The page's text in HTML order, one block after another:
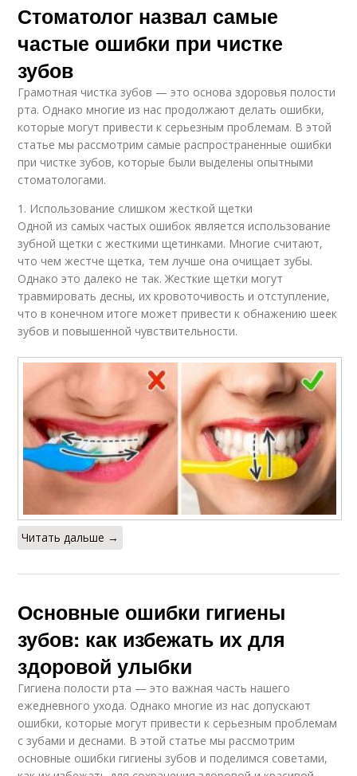
Стоматолог назвал самые
частые ошибки при чистке
зубов
Грамотная чистка зубов — это основа здоровья полости
рта. Однако многие из нас продолжают делать ошибки,
которые могут привести к серьезным проблемам. В этой
статье мы рассмотрим самые распространенные ошибки
при чистке зубов, которые были выделены опытными
стоматологами.
1. Использование слишком жесткой щетки
Одной из самых частых ошибок является использование
зубной щетки с жесткими щетинками. Многие считают,
что чем жестче щетка, тем лучше она очищает зубы.
Однако это далеко не так. Жесткие щетки могут
травмировать десны, их кровоточивость и отступление,
что в конечном итоге может привести к обнажению шеек
зубов и повышенной чувствительности.
Читать дальше →
Основные ошибки гигиены
зубов: как избежать их для
здоровой улыбки
Гигиена полости рта — это важная часть нашего
ежедневного ухода. Однако многие из нас допускают
ошибки, которые могут привести к серьезным проблемам
с зубами и деснами. В этой статье мы рассмотрим
основные ошибки гигиены зубов и поделимся советами,